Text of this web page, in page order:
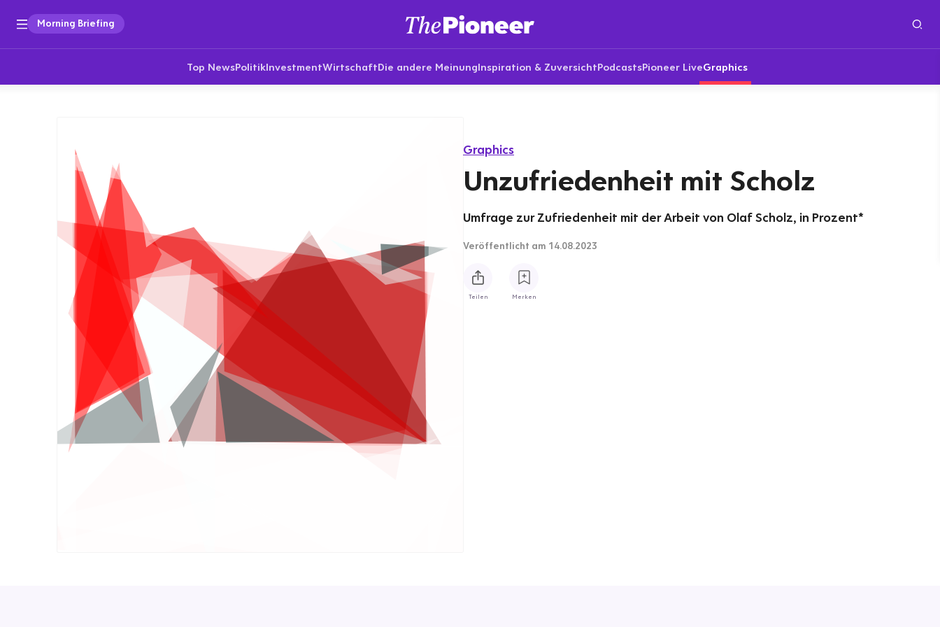
Morning Briefing
Top NewsPolitikInvestmentWirtschaftDie andere MeinungInspiration & ZuversichtPodcastsPioneer LiveGraphics
Graphics
Unzufriedenheit mit Scholz
Umfrage zur Zufriedenheit mit der Arbeit von Olaf Scholz, in Prozent*
Veröffentlicht am 14.08.2023
Teilen Merken